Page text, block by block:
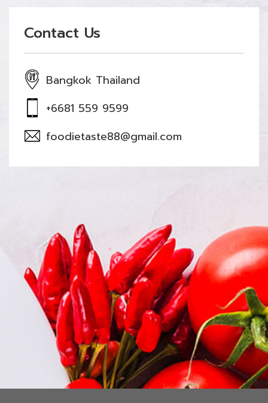
Contact Us
Bangkok Thailand
+6681 559 9599
foodietaste88@gmail.com